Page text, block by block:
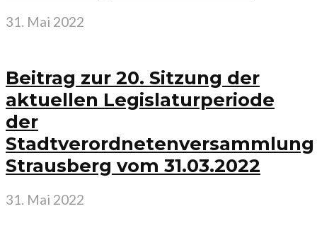
31. Mai 2022
Beitrag zur 20. Sitzung der
aktuellen Legislaturperiode
der
Stadtverordnetenversammlung
Strausberg vom 31.03.2022
31. Mai 2022